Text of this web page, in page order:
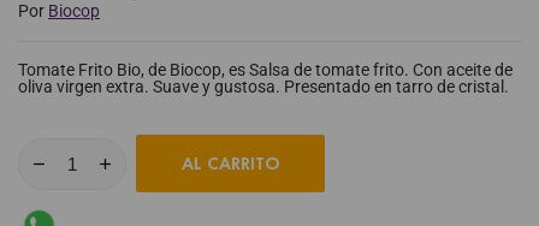
Por Biocop
Tomate Frito Bio, de Biocop, es Salsa de tomate frito. Con aceite de
oliva virgen extra. Suave y gustosa. Presentado en tarro de cristal.
AL CARRITO